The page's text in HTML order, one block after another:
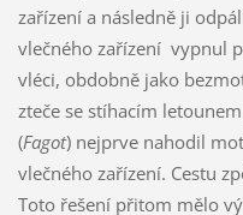
zařízení a následně ji
vlečného zařízení vypnul
vléci, obdobně jako
zteče se stíhacím
(Fagot) nejprve nahodil
vlečného zařízení. Cestu
Toto řešení přitom mělo